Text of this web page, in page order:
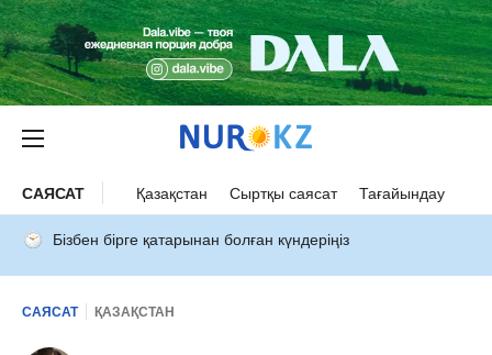
САЯСАТ Қазақстан Сыртқы саясат Тағайындау
Бізбен бірге қатарынан болған күндеріңіз
САЯСАТ ҚАЗАҚСТАН